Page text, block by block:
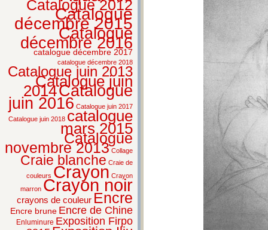
Catalogue 2012
Catalogue
décembre 2015
Catalogue
décembre 2016
catalogue décembre 2017
catalogue décembre 2018
Catalogue juin 2013
Catalogue juin
2014Catalogue
juin 2016 Catalogue juin 2017
Catalogue juin 2018 catalogue
mars 2015
Catalogue
novembre 2013 Collage
Craie blanche Craie de
couleurs Crayon Crayon
marron Crayon noir
crayons de couleur Encre
Encre brune Encre de Chine
Enluminure Exposition Firpo